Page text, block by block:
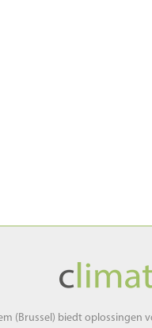
(Brussel) biedt oplossingen